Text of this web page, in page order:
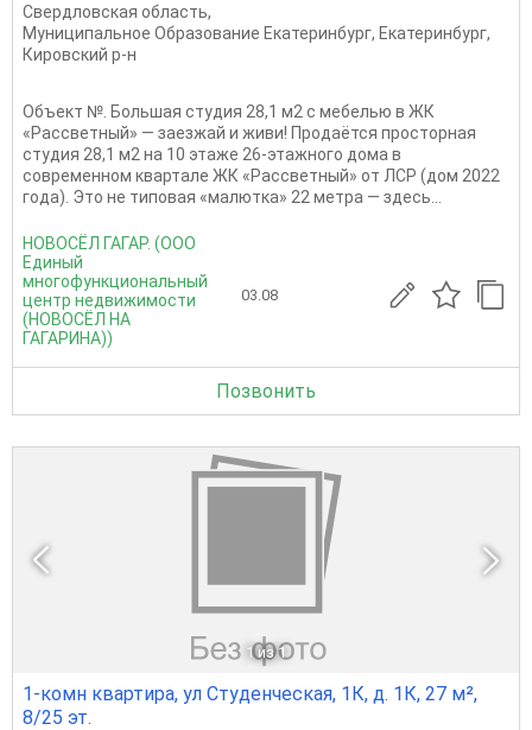
Свердловская область,
Муниципальное Образование Екатеринбург, Екатеринбург,
Кировский р-н
Объект №. Большая студия 28,1 м2 с мебелью в ЖК
«Рассветный» — заезжай и живи! Продаётся просторная
студия 28,1 м2 на 10 этаже 26-этажного дома в
современном квартале ЖК «Рассветный» от ЛСР (дом 2022
года). Это не типовая «малютка» 22 метра — здесь...
НОВОСЁЛ ГАГАР. (ООО
Единый
многофункциональный
центр недвижимости
(НОВОСЁЛ НА
ГАГАРИНА))
03.08
Позвонить
1 из 1
1-комн квартира, ул Студенческая, 1К, д. 1К, 27 м²,
8/25 эт.